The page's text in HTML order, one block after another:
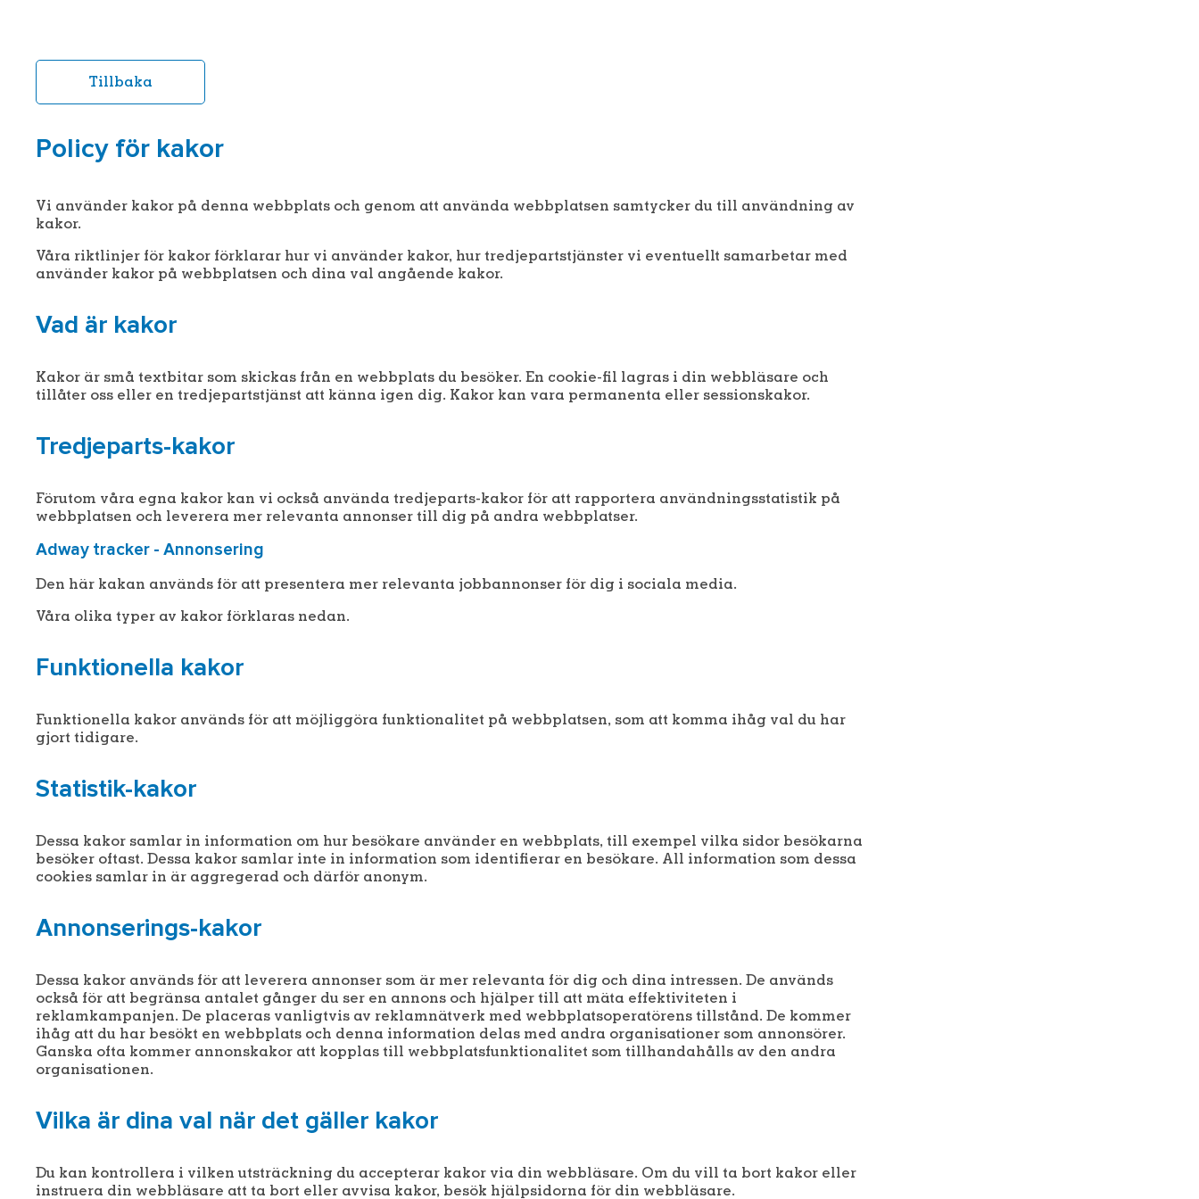
Tillbaka
Policy för kakor
Vi använder kakor på denna webbplats och genom att använda webbplatsen samtycker du till användning av
kakor.
Våra riktlinjer för kakor förklarar hur vi använder kakor, hur tredjepartstjänster vi eventuellt samarbetar med
använder kakor på webbplatsen och dina val angående kakor.
Vad är kakor
Kakor är små textbitar som skickas från en webbplats du besöker. En cookie-fil lagras i din webbläsare och
tillåter oss eller en tredjepartstjänst att känna igen dig. Kakor kan vara permanenta eller sessionskakor.
Tredjeparts-kakor
Förutom våra egna kakor kan vi också använda tredjeparts-kakor för att rapportera användningsstatistik på
webbplatsen och leverera mer relevanta annonser till dig på andra webbplatser.
Adway tracker - Annonsering
Den här kakan används för att presentera mer relevanta jobbannonser för dig i sociala media.
Våra olika typer av kakor förklaras nedan.
Funktionella kakor
Funktionella kakor används för att möjliggöra funktionalitet på webbplatsen, som att komma ihåg val du har
gjort tidigare.
Statistik-kakor
Dessa kakor samlar in information om hur besökare använder en webbplats, till exempel vilka sidor besökarna
besöker oftast. Dessa kakor samlar inte in information som identifierar en besökare. All information som dessa
cookies samlar in är aggregerad och därför anonym.
Annonserings-kakor
Dessa kakor används för att leverera annonser som är mer relevanta för dig och dina intressen. De används
också för att begränsa antalet gånger du ser en annons och hjälper till att mäta effektiviteten i
reklamkampanjen. De placeras vanligtvis av reklamnätverk med webbplatsoperatörens tillstånd. De kommer
ihåg att du har besökt en webbplats och denna information delas med andra organisationer som annonsörer.
Ganska ofta kommer annonskakor att kopplas till webbplatsfunktionalitet som tillhandahålls av den andra
organisationen.
Vilka är dina val när det gäller kakor
Du kan kontrollera i vilken utsträckning du accepterar kakor via din webbläsare. Om du vill ta bort kakor eller
instruera din webbläsare att ta bort eller avvisa kakor, besök hjälpsidorna för din webbläsare.